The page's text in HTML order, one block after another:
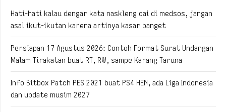
Hati-hati kalau dengar kata naskleng cai di medsos, jangan
asal ikut-ikutan karena artinya kasar banget
Persiapan 17 Agustus 2026: Contoh Format Surat Undangan
Malam Tirakatan buat RT, RW, sampe Karang Taruna
Info Bitbox Patch PES 2021 buat PS4 HEN, ada Liga Indonesia
dan update musim 2027